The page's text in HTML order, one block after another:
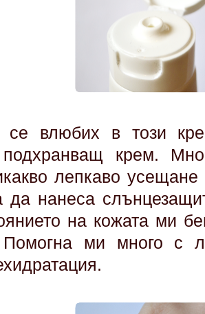
се влюбих в този
крем.
лепкаво
да нанеса
на кожата ми
Помогна ми много с